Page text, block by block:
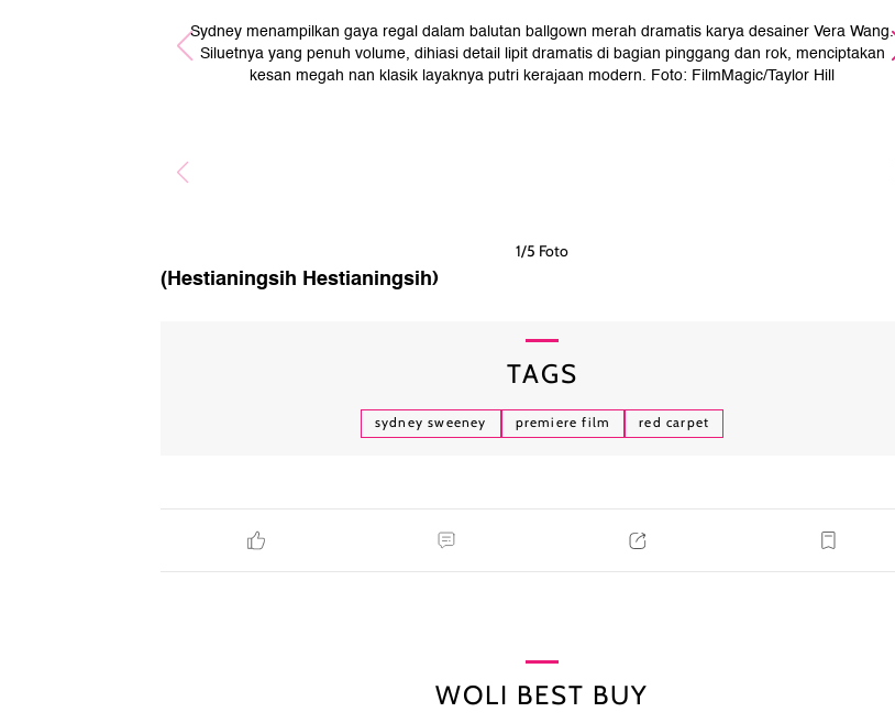
Sydney menampilkan gaya regal dalam balutan ballgown merah dramatis karya desainer Vera Wang.
Siluetnya yang penuh volume, dihiasi detail lipit dramatis di bagian pinggang dan rok, menciptakan
kesan megah nan klasik layaknya putri kerajaan modern. Foto: FilmMagic/Taylor Hill
1/5 Foto
(Hestianingsih Hestianingsih)
TAGS
sydney sweeney premiere film red carpet
WOLI BEST BUY